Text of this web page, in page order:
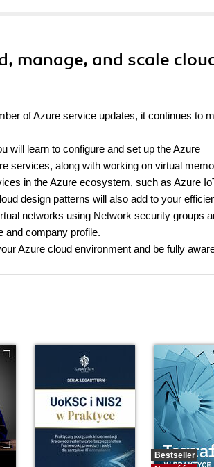
manage, and scale
of Azure service updates, it continues to
will learn to configure and set up the Azure
services, along with working on virtual
in the Azure ecosystem, such as Azure
design patterns will also add to your
networks using Network security groups
and company profile.
Azure cloud environment and be fully
Bestseller